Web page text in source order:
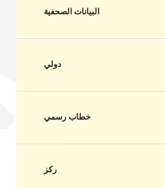
البيانات الصحفية
دولي
خطاب رسمي
ركز